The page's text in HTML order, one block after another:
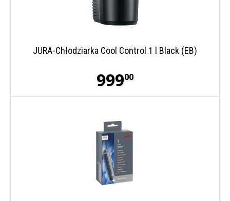
JURA-Chłodziarka Cool Control 1 l Black (EB)
99900